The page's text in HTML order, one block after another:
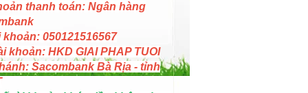
thanh toán: Ngân hàng
khoản: 050121516567
khoản: HKD GIAI PHAP TUOI
Sacombank Bà Rịa - tỉnh